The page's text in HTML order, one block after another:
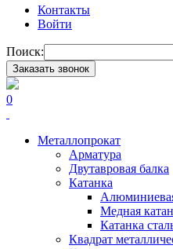
Контакты
Войти
Поиск:
Заказать звонок
0
Металлопрокат
Арматура
Двутавровая балка
Катанка
Медная
Катанка
Квадрат